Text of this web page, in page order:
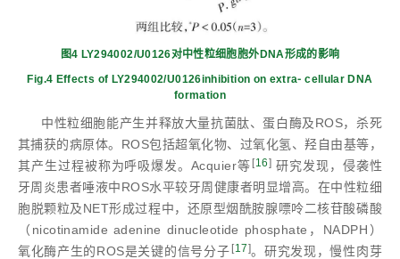
图4 LY294002/U0126对中性粒细胞胞外DNA形成的影响
Fig.4 Effects of LY294002/U0126inhibition on extra⁃ cellular DNA
formation
中性粒细胞能产生并释放大量抗菌肽、蛋白酶及ROS，杀死
其捕获的病原体。ROS包括超氧化物、过氧化氢、羟自由基等，
其产生过程被称为呼吸爆发。Acquier等 [16] 研究发现，侵袭性
牙周炎患者唾液中ROS水平较牙周健康者明显增高。在中性粒细
胞脱颗粒及NET形成过程中，还原型烟酰胺腺嘌呤二核苷酸磷酸
（nicotinamide adenine dinucleotide phosphate，NADPH）
氧化酶产生的ROS是关键的信号分子 [17]。研究发现，慢性肉芽